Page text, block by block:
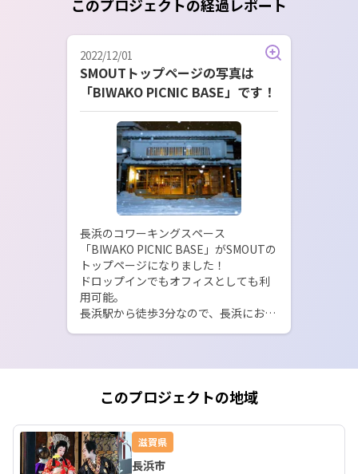
このプロジェクトの経過レポート
2022/12/01
SMOUTトップページの写真は
「BIWAKO PICNIC BASE」です！
長浜のコワーキングスペース
「BIWAKO PICNIC BASE」がSMOUTの
トップページになりました！
ドロップインでもオフィスとしても利
用可能。
長浜駅から徒歩3分なので、長浜にお越
その日の外観はこんな感じでした。
このプロジェクトの地域
滋賀県
長浜市